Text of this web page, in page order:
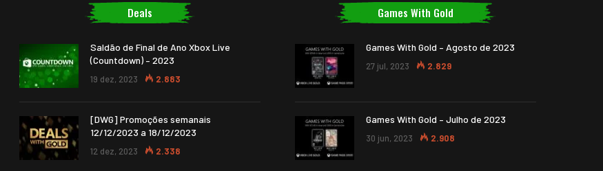
Deals
Saldão de Final de Ano Xbox Live
(Countdown) – 2023
19 dez, 2023 2.883
[DWG] Promoções semanais
12/12/2023 a 18/12/2023
12 dez, 2023 2.338
Games With Gold
Games With Gold – Agosto de 2023
27 jul, 2023 2.829
Games With Gold – Julho de 2023
30 jun, 2023 2.908